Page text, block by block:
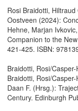
Rosi Braidotti,
Oostveen (2024):
Hehne, Marjan
Companion to the
421-425. ISBN:
Braidotti, Rosi/
Braidotti, Rosi/
Daan F. (Hrsg.):
Century. Edinburgh